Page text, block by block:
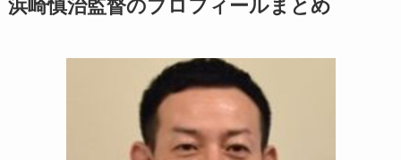
浜崎慎治監督のプロフィールまとめ